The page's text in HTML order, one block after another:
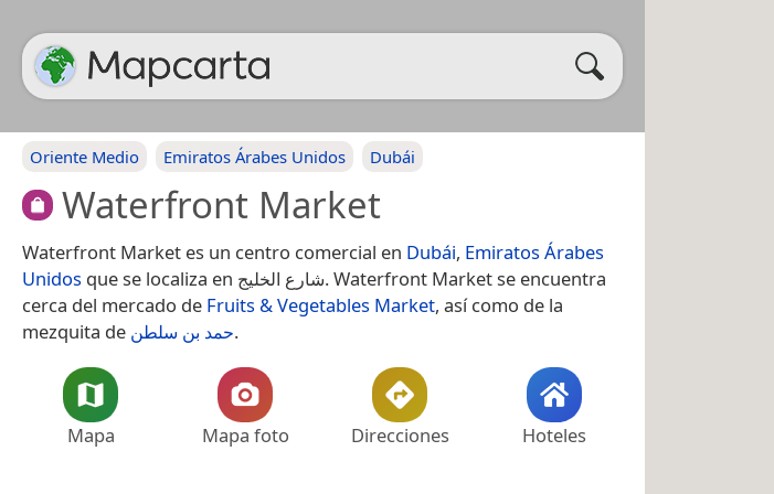
Oriente Medio Emiratos Árabes Unidos Dubái
Waterfront Market
Waterfront Market es un centro comercial en Dubái, Emiratos Árabes
Unidos que se localiza en شارع الخليج. Waterfront Market se encuentra
cerca del mercado de Fruits & Vegetables Market, así como de la
mezquita de حمد بن سلطن.
Mapa Mapa foto Direcciones Hoteles